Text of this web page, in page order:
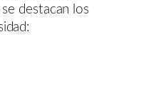
destacan los